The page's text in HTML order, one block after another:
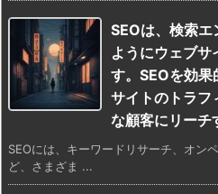
SEOは、検索エ
ようにウェブ
す。SEOを効
サイトのトラフ
な顧客にリーチ
SEOには、キーワードリサーチ、オン
ど、さまざま ...